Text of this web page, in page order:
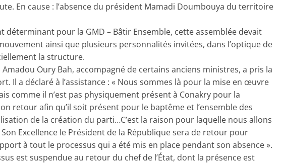
En cause : l’absence du président Mamadi Doumbouya du territoire
déterminant pour la GMD – Bâtir Ensemble, cette assemblée devait
ainsi que plusieurs personnalités invitées, dans l’optique de
la structure.
Oury Bah, accompagné de certains anciens ministres, a pris la
Il a déclaré à l’assistance : « Nous sommes là pour la mise en œuvre
comme il n’est pas physiquement présent à Conakry pour la
retour afin qu’il soit présent pour le baptême et l’ensemble des
de la création du parti…C’est la raison pour laquelle nous allons
Excellence le Président de la République sera de retour pour
à tout le processus qui a été mis en place pendant son absence ».
est suspendue au retour du chef de l’État, dont la présence est